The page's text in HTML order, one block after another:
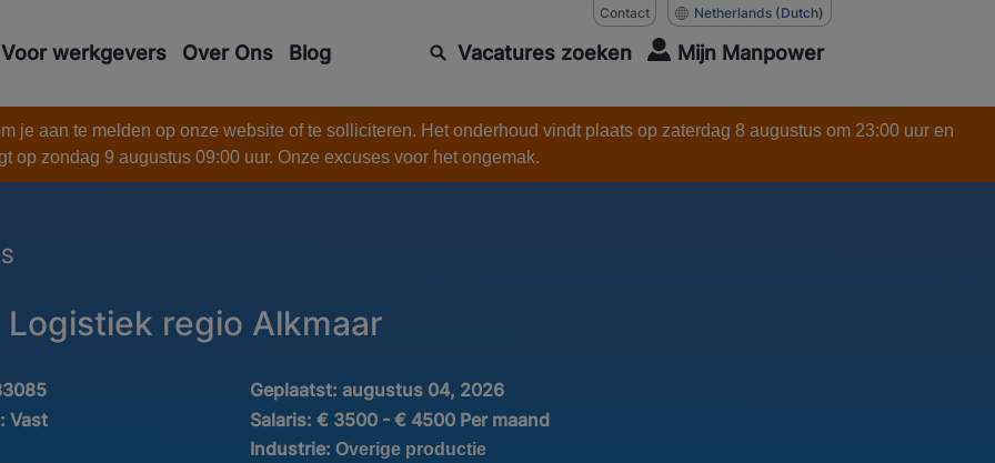
Contact Netherlands (Dutch)
Voor werkgevers Over Ons Blog Vacatures zoeken Mijn Manpower
je aan te melden op onze website of te solliciteren. Het onderhoud vindt plaats op zaterdag 8 augustus om 23:00 uur en
op zondag 9 augustus 09:00 uur. Onze excuses voor het ongemak.
regio Alkmaar
Geplaatst: augustus 04, 2026
Vast Salaris: € 3500 - € 4500 Per maand
Industrie: Overige productie